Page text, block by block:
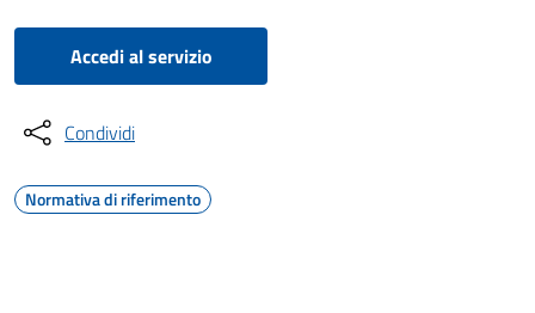
Accedi al servizio
Condividi
Normativa di riferimento